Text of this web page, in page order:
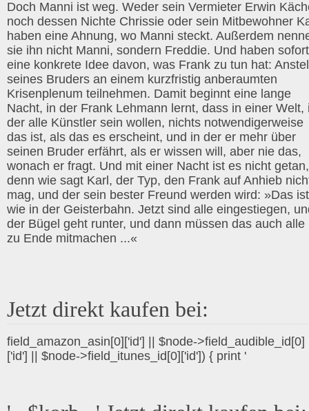
Doch Manni ist weg. Weder sein Vermieter Erwin
noch dessen Nichte Chrissie oder sein Mitbewohner
haben eine Ahnung, wo Manni steckt. Außerdem
sie ihn nicht Manni, sondern Freddie. Und haben sofort
eine konkrete Idee davon, was Frank zu tun hat:
seines Bruders an einem kurzfristig anberaumten
Krisenplenum teilnehmen. Damit beginnt eine lange
Nacht, in der Frank Lehmann lernt, dass in einer Welt,
der alle Künstler sein wollen, nichts notwendigerweise
das ist, als das es erscheint, und in der er mehr über
seinen Bruder erfährt, als er wissen will, aber nie das,
wonach er fragt. Und mit einer Nacht ist es nicht getan,
denn wie sagt Karl, der Typ, den Frank auf Anhieb
mag, und der sein bester Freund werden wird: »Das ist
wie in der Geisterbahn. Jetzt sind alle eingestiegen,
der Bügel geht runter, und dann müssen das auch alle
zu Ende mitmachen ...«
Jetzt direkt kaufen bei:
field_amazon_asin[0]['id'] || $node->field_audible_id[0]
['id'] || $node->field_itunes_id[0]['id']) { print '